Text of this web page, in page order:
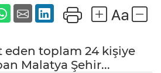
eden toplam 24 kişiye
Malatya Şehir...